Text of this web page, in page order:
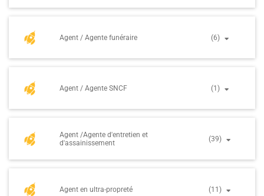
Agent / Agente funéraire (6)
Agent / Agente SNCF (1)
Agent /Agente d'entretien et
d'assainissement
(39)
Agent en ultra-propreté (11)